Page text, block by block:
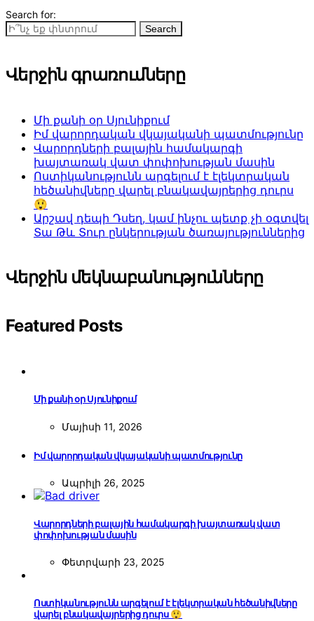
Search for:
Search
Վերջին գրառումները
Մի քանի օր Սյունիքում
Իմ վարորդական վկայականի պատմությունը
Վարորդների բալային համակարգի
խայտառակ վատ փոփոխության մասին
Ոստիկանությունն արգելում է էլեկտրական
հեծանիվները վարել բնակավայրերից դուրս
😲
Արշավ դեպի Դսեղ, կամ ինչու պետք չի օգտվել
Տա Թև Տուր ընկերության ծառայություններից
Վերջին մեկնաբանությունները
Featured Posts
Մի քանի օր Սյունիքում
Մայիսի 11, 2026
Իմ վարորդական վկայականի պատմությունը
Ապրիլի 26, 2025
Վարորդների բալային համակարգի խայտառակ վատ
փոփոխության մասին
Փետրվարի 23, 2025
Ոստիկանությունն արգելում է էլեկտրական հեծանիվները
վարել բնակավայրերից դուրս 😲